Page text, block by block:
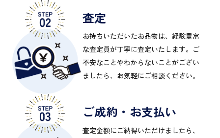
査定
お持ちいただいたお品物は、経験豊富
な査定員が丁寧に査定いたします。ご
不安なことやわからないことがござい
ましたら、お気軽にご相談ください。
ご成約・お支払い
査定金額にご納得いただけましたら、